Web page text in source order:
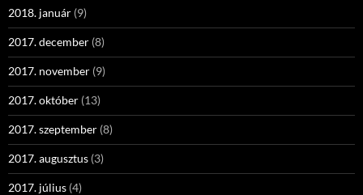
2018. január (9)
2017. december (8)
2017. november (9)
2017. október (13)
2017. szeptember (8)
2017. augusztus (3)
2017. július (4)